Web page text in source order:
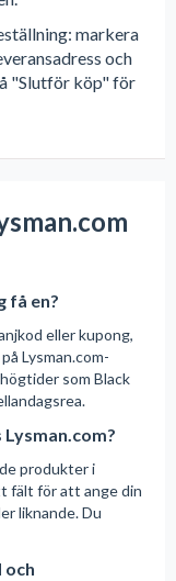
markera
och
"Slutför köp" för
få en?
eller kupong,
Lysman.com-
som Black
produkter i
fält för att ange din
liknande. Du
och